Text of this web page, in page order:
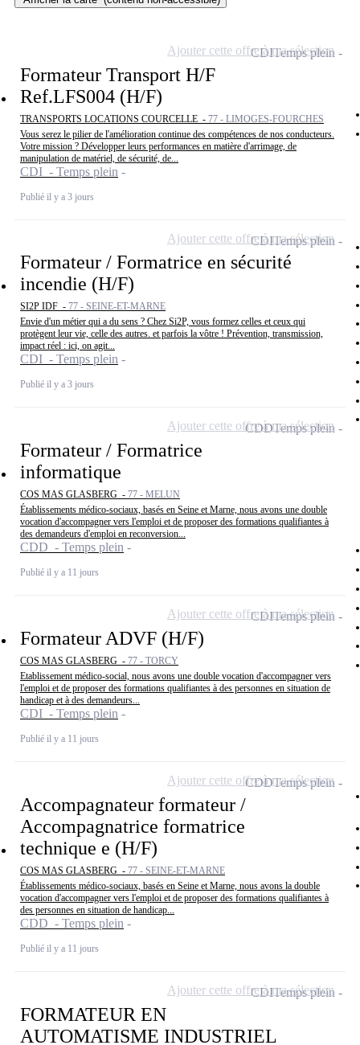
Formateur Transport H/F
Ref.LFS004 (H/F)
TRANSPORTS LOCATIONS COURCELLE - 77 - LIMOGES-FOURCHES
Vous serez le pilier de l'amélioration continue des compétences de nos conducteurs.
Votre mission ? Développer leurs performances en matière d'arrimage, de
manipulation de matériel, de sécurité, de...
CDI - Temps plein
Publié il y a 3 jours
CDITemps plein
Ajouter cette offre à ma sélection
Formateur / Formatrice en sécurité
incendie (H/F)
SI2P IDF - 77 - SEINE-ET-MARNE
Envie d'un métier qui a du sens ? Chez Si2P, vous formez celles et ceux qui
protègent leur vie, celle des autres. et parfois la vôtre ! Prévention, transmission,
impact réel : ici, on agit...
CDI - Temps plein
Publié il y a 3 jours
CDITemps plein
Ajouter cette offre à ma sélection
Formateur / Formatrice
informatique
COS MAS GLASBERG - 77 - MELUN
Établissements médico-sociaux, basés en Seine et Marne, nous avons une double
vocation d'accompagner vers l'emploi et de proposer des formations qualifiantes à
des demandeurs d'emploi en reconversion...
CDD - Temps plein
Publié il y a 11 jours
CDDTemps plein
Ajouter cette offre à ma sélection
Formateur ADVF (H/F)
COS MAS GLASBERG - 77 - TORCY
Etablissement médico-social, nous avons une double vocation d'accompagner vers
l'emploi et de proposer des formations qualifiantes à des personnes en situation de
handicap et à des demandeurs...
CDI - Temps plein
Publié il y a 11 jours
CDITemps plein
Ajouter cette offre à ma sélection
Accompagnateur formateur /
Accompagnatrice formatrice
technique e (H/F)
COS MAS GLASBERG - 77 - SEINE-ET-MARNE
Établissements médico-sociaux, basés en Seine et Marne, nous avons la double
vocation d'accompagner vers l'emploi et de proposer des formations qualifiantes à
des personnes en situation de handicap...
CDD - Temps plein
Publié il y a 11 jours
CDDTemps plein
Ajouter cette offre à ma sélection
FORMATEUR EN
AUTOMATISME INDUSTRIEL
CDITemps plein
Ajouter cette offre à ma sélection